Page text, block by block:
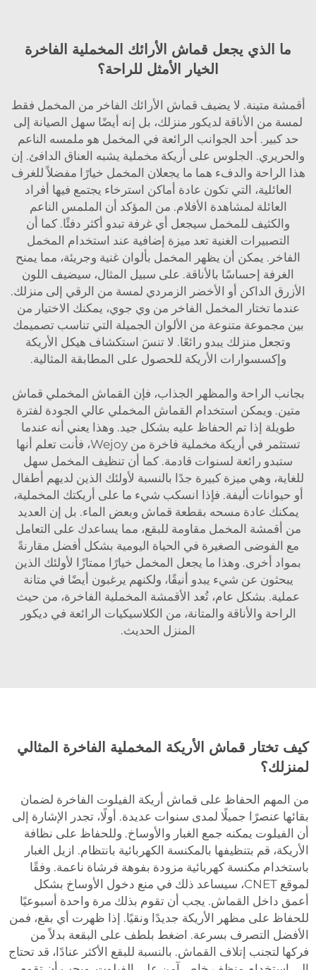
ما الذي يجعل قماش الأرائك المخملية الفاخرة
الخيار الأمثل للراحة؟
أقمشة متينة. لا يضيف قماش الأرائك الفاخر من المخمل فقط
لمسة من الأناقة لديكور منزلك، بل إنه أيضًا سهل الصيانة إلى
حد كبير. أحد الجوانب الرائعة في المخمل هو ملمسه الناعم
والحريري. الجلوس على أريكة مخملية يشبه العناق الدافئ. إن
هذا الراحة والدفء هما ما يجعلان المخمل خيارًا مفضلاً للغرف
العائلية، التي تكون عادة أماكن استرخاء يجتمع فيها أفراد
العائلة لمشاهدة الأفلام. من المؤكد أن الملمس الناعم
والكثيف للمخمل سيجعل أي غرفة تبدو أكثر دفئًا. كما أن
التصبيرات الغنية تعد ميزة إضافية عند استخدام المخمل
الفاخر. يمكن أن يظهر المخمل بألوان غنية وجريئة، مما يمنح
الغرفة إحساسًا بالأناقة. على سبيل المثال، سيضيف اللون
الأزرق الداكن أو الأخضر الزمردي لمسة من الرقي إلى منزلك.
عندما تختار المخمل الفاخر من وي جوي، يمكنك الاختيار من
بين مجموعة متنوعة من الألوان الجميلة التي تناسب تصميمك
وتجعل منزلك يبدو رائعًا. لا تنسَ استكشاف هيكل الأريكة
وإكسسوارات الأريكة للحصول على المطابقة المثالية.
بجانب الراحة والمظهر الجذاب، فإن القماش المخملي قماش
متين. ويمكن استخدام القماش المخملي عالي الجودة لفترة
طويلة إذا تم الحفاظ عليه بشكل جيد. وهذا يعني أنه عندما
تستثمر في أريكة مخملية فاخرة من Wejoy، فأنت تعلم أنها
ستبدو رائعة لسنوات قادمة. كما أن تنظيف المخمل سهل
للغاية، وهي ميزة كبيرة جدًا بالنسبة لأولئك الذين لديهم أطفال
أو حيوانات أليفة. فإذا انسكب شيء ما على أريكتك المخملية،
يمكنك عادة مسحه بقطعة قماش وبعض الماء. بل إن العديد
من أقمشة المخمل مقاومة للبقع، مما يساعدك على التعامل
مع الفوضى الصغيرة في الحياة اليومية بشكل أفضل مقارنةً
بمواد أخرى. وهذا ما يجعل المخمل خيارًا ممتازًا لأولئك الذين
يبحثون عن شيء يبدو أنيقًا، ولكنهم يرغبون أيضًا في متانة
عملية. بشكل عام، تُعد الأقمشة المخملية الفاخرة، من حيث
الراحة والأناقة والمتانة، من الكلاسيكيات الرائعة في ديكور
المنزل الحديث.
كيف تختار قماش الأريكة المخملية الفاخرة المثالي
لمنزلك؟
من المهم الحفاظ على قماش أريكة الفيلوت الفاخرة لضمان
بقائها عنصرًا جميلًا لمدى سنوات عديدة. أولًا، تجدر الإشارة إلى
أن الفيلوت يمكنه جمع الغبار والأوساخ. وللحفاظ على نظافة
الأريكة، قم بتنظيفها بالمكنسة الكهربائية بانتظام. ازيل الغبار
باستخدام مكنسة كهربائية مزودة بفوهة فرشاة ناعمة. وفقًا
لموقع CNET، سيساعد ذلك في منع دخول الأوساخ بشكل
أعمق داخل القماش. يجب أن تقوم بذلك مرة واحدة أسبوعيًا
للحفاظ على مظهر الأريكة جديدًا ونقيًا. إذا ظهرت أي بقع، فمن
الأفضل التصرف بسرعة. اضغط بلطف على البقعة بدلاً من
فركها لتجنب إتلاف القماش. بالنسبة للبقع الأكثر عنادًا، قد تحتاج